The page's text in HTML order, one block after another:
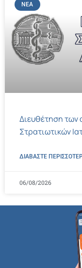
ΝΈΑ
Διευθέτηση
Στρατιωτικών
ΔΙΑΒΑΣΤΕ
06/08/2026